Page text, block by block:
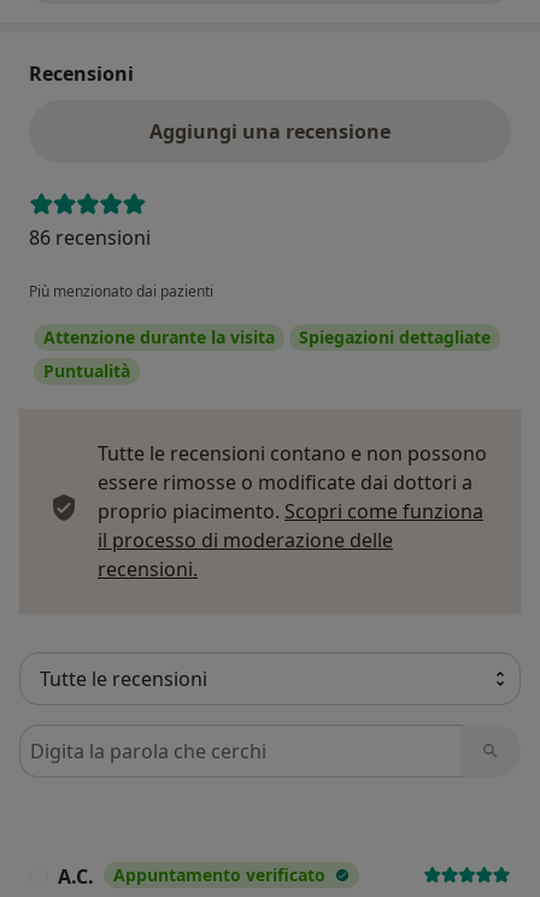
Recensioni
Aggiungi una recensione
86 recensioni
Più menzionato dai pazienti
Attenzione durante la visita
Spiegazioni dettagliate
Puntualità
Tutte le recensioni contano e non possono
essere rimosse o modificate dai dottori a
proprio piacimento. Scopri come funziona
il processo di moderazione delle
recensioni.
Cerca nelle recensioni
A.C. Appuntamento verificato